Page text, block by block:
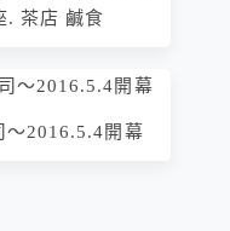
. 茶店 鹹食
～2016.5.4開幕